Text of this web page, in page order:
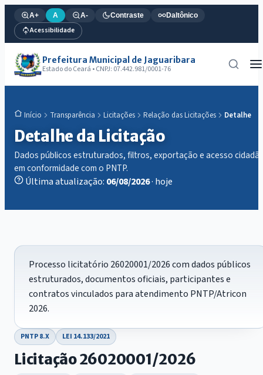
A+ A A- Contraste Daltônico
Acessibilidade
Prefeitura Municipal de Jaguaribara
Estado do Ceará • CNPJ: 07.442.981/0001-76
Início Transparência Licitações Relação das Licitações Detalhe
Detalhe da Licitação
Dados públicos estruturados, filtros, exportação e acesso
em conformidade com o PNTP.
Última atualização: 06/08/2026· hoje
Processo licitatório 26020001/2026 com dados públicos
estruturados, documentos oficiais, participantes e
contratos vinculados para atendimento PNTP/Atricon
2026.
PNTP 8.X LEI 14.133/2021
Licitação 26020001/2026